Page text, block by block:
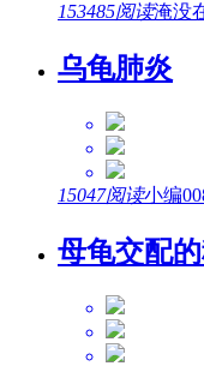
153485阅读淹没
乌龟肺炎
15047阅读小编
母龟交配